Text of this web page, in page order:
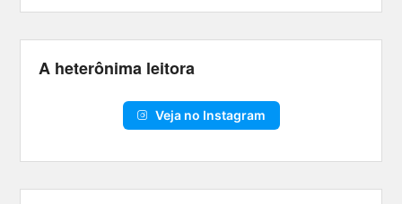
A heterônima leitora
Veja no Instagram